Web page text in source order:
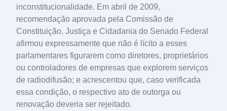
inconstitucionalidade. Em abril de 2009,
recomendação aprovada pela Comissão de
Constituição, Justiça e Cidadania do Senado Federal
afirmou expressamente que não é lícito a esses
parlamentares figurarem como diretores, proprietários
ou controladores de empresas que explorem serviços
de radiodifusão; e acrescentou que, caso verificada
essa condição, o respectivo ato de outorga ou
renovação deveria ser rejeitado.